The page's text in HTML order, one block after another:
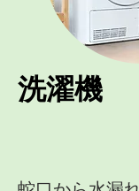
洗濯機